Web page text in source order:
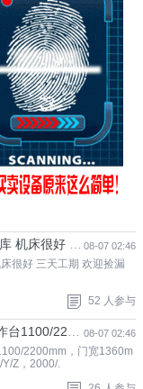
08-07 02:46
三天工期 欢迎.
很好 三天工期 欢迎捡漏
52 人参与
08-07 02:46
，门宽1360m.
2200mm，门宽1360m
Z，2000/.